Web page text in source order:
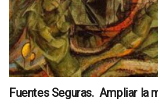
Fuentes Seguras. Ampliar la